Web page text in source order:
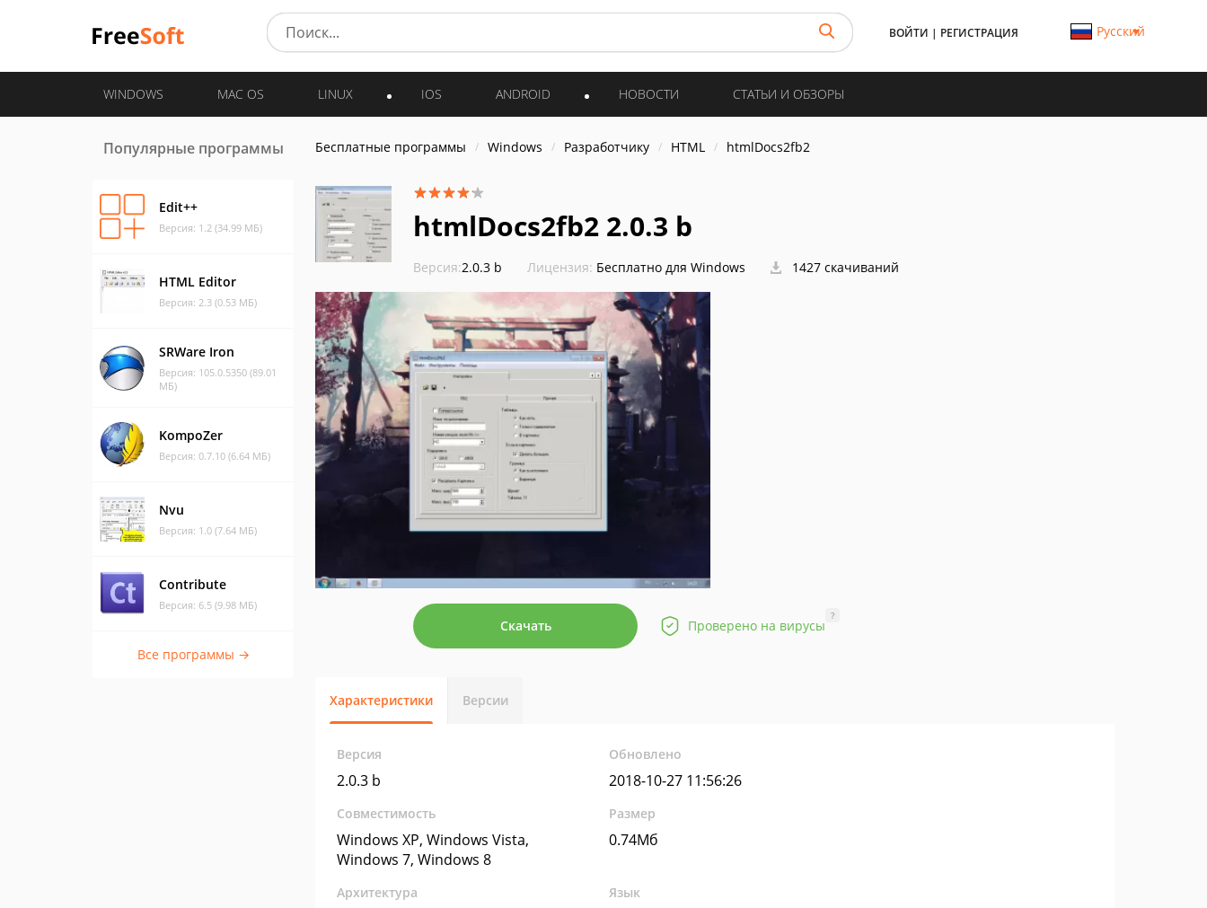
ВОЙТИ | РЕГИСТРАЦИЯ Русский
WINDOWS MAC OS LINUX IOS ANDROID НОВОСТИ СТАТЬИ И ОБЗОРЫ
Популярные программы
Edit++
Версия: 1.2 (34.99 МБ)
HTML Editor
Версия: 2.3 (0.53 МБ)
SRWare Iron
Версия: 105.0.5350 (89.01
МБ)
KompoZer
Версия: 0.7.10 (6.64 МБ)
Nvu
Версия: 1.0 (7.64 МБ)
Contribute
Версия: 6.5 (9.98 МБ)
Все программы →
Бесплатные программы Windows Разработчику HTML htmlDocs2fb2
htmlDocs2fb2 2.0.3 b
Версия:2.0.3 b Лицензия: Бесплатно для Windows 1427 скачиваний
Скачать Проверено на вирусы
?
Характеристики Версии
Версия
2.0.3 b
Обновлено
2018-10-27 11:56:26
Совместимость
Windows XP, Windows Vista,
Windows 7, Windows 8
Размер
0.74Мб
Архитектура Язык